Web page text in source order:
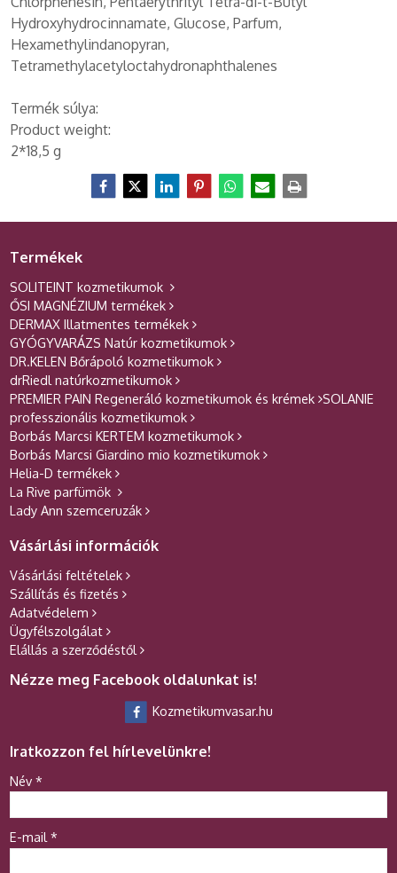
Hydroxyhydrocinnamate, Glucose, Parfum,
Hexamethylindanopyran,
Tetramethylacetyloctahydronaphthalenes
Termék súlya:
Product weight:
2*18,5 g
Termékek
SOLITEINT kozmetikumok
ŐSI MAGNÉZIUM termékek
DERMAX Illatmentes termékek
GYÓGYVARÁZS Natúr kozmetikumok
DR.KELEN Bőrápoló kozmetikumok
drRiedl natúrkozmetikumok
PREMIER PAIN Regeneráló kozmetikumok és krémek SOLANIE
professzionális kozmetikumok
Borbás Marcsi KERTEM kozmetikumok
Borbás Marcsi Giardino mio kozmetikumok
Helia-D termékek
La Rive parfümök
Lady Ann szemceruzák
Vásárlási információk
Vásárlási feltételek
Szállítás és fizetés
Adatvédelem
Ügyfélszolgálat
Elállás a szerződéstől
Nézze meg Facebook oldalunkat is!
Kozmetikumvasar.hu
Iratkozzon fel hírlevelünkre!
-
-
Név *
E-mail *